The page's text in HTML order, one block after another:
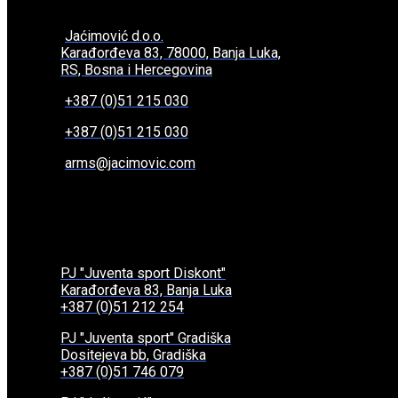
Jaćimović d.o.o.
Karađorđeva 83, 78000, Banja Luka,
RS, Bosna i Hercegovina
+387 (0)51 215 030
+387 (0)51 215 030
arms@jacimovic.com
PJ "Juventa sport Diskont"
Karađorđeva 83, Banja Luka
+387 (0)51 212 254
PJ "Juventa sport" Gradiška
Dositejeva bb, Gradiška
+387 (0)51 746 079